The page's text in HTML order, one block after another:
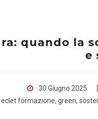
quando la
e
30 Giugno 2025
eclet formazione, green,